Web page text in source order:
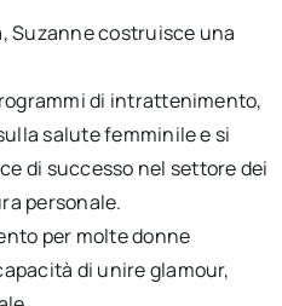
Suzanne costruisce una
di intrattenimento,
salute femminile e si
di successo nel settore dei
personale.
per molte donne
di unire glamour,